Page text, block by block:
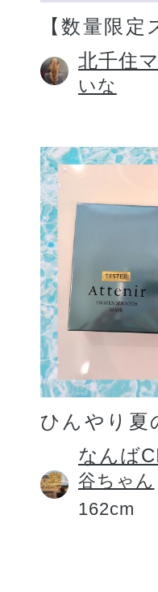
【数量限定
北千住
いな
ひんやり夏
なんば
谷ちゃん
162cm